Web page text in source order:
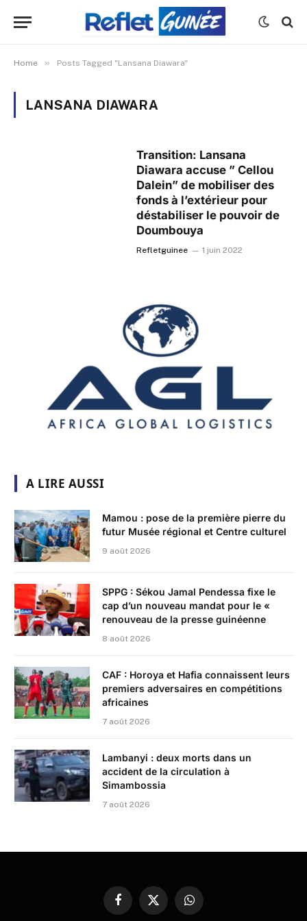
Home » Posts Tagged "Lansana Diawara"
LANSANA DIAWARA
Transition: Lansana
Diawara accuse ” Cellou
Dalein” de mobiliser des
fonds à l’extérieur pour
déstabiliser le pouvoir de
Doumbouya
Refletguinee 1 juin 2022
A LIRE AUSSI
Mamou : pose de la première pierre du
futur Musée régional et Centre culturel
9 août 2026
SPPG : Sékou Jamal Pendessa fixe le
cap d’un nouveau mandat pour le «
renouveau de la presse guinéenne
8 août 2026
CAF : Horoya et Hafia connaissent leurs
premiers adversaires en compétitions
africaines
7 août 2026
Lambanyi : deux morts dans un
accident de la circulation à
Simambossia
7 août 2026
FacebookX
WhatsApp